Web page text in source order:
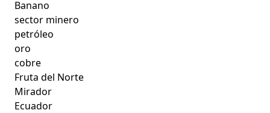
Banano
sector minero
petróleo
oro
cobre
Fruta del Norte
Mirador
Ecuador